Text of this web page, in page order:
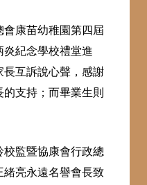
會康苗幼稚園第四屆
紀念學校禮堂進
長互訴說心聲，感謝
支持；而畢業生則
監暨協康會行政總
緒亮永遠名譽會長致